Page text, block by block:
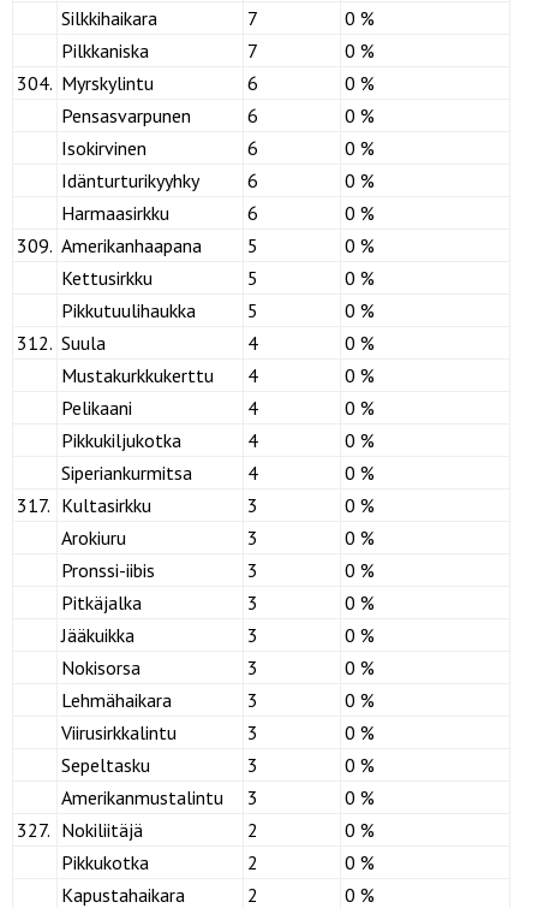
Silkkihaikara
7
0 %
Pilkkaniska
7
0 %
304. Myrskylintu 6
0 %
Pensasvarpunen
6
0 %
Isokirvinen
6
0 %
Idänturturikyyhky
6
0 %
Harmaasirkku
6
0 %
309. Amerikanhaapana 5
0 %
Kettusirkku
5
0 %
Pikkutuulihaukka
5
0 %
312. Suula 4
0 %
Mustakurkkukerttu
4
0 %
Pelikaani
4
0 %
Pikkukiljukotka
4
0 %
Siperiankurmitsa
4
0 %
317. Kultasirkku 3
0 %
Arokiuru
3
0 %
Pronssi-iibis
3
0 %
Pitkäjalka
3
0 %
Jääkuikka
3
0 %
Nokisorsa
3
0 %
Lehmähaikara
3
0 %
Viirusirkkalintu
3
0 %
Sepeltasku
3
0 %
Amerikanmustalintu
3
0 %
327. Nokiliitäjä 2
0 %
Pikkukotka
2
0 %
Kapustahaikara
2
0 %